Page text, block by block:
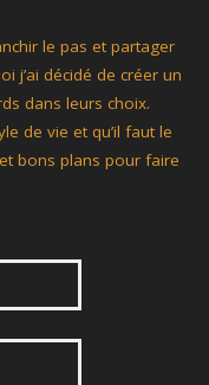
le pas et partager
j’ai décidé de créer un
dans leurs choix.
de vie et qu’il faut le
bons plans pour faire